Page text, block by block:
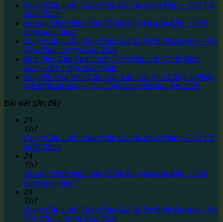
Cung Cấp Lưới Thép Hàn D5 Tại Miền Nam – Giá Tốt
Nhất 2026
So sánh lưới thép hàn đổ bê tông và lưới B40 – Nên
dùng loại nào?
Cung Cấp Lưới Thép Hàn Giá Sỉ Tại Bình Dương – Uy
Tín, Chất Lượng Cao 2026
Nhà Máy Sản Xuất Lưới Thép Hàn Lớn Nhất Miền
Nam – Bê Tông Miền Nam
Chuyên Xoa Nền Cào Cán Lăn Gai Khu Công Nghiệp
Tại Bình Dương – Thi Công Chuyên Nghiệp 2026
Bài viết gần đây
24
Th7
Cung Cấp Lưới Thép Hàn D5 Tại Miền Nam – Giá Tốt
Nhất 2026
24
Th7
So sánh lưới thép hàn đổ bê tông và lưới B40 – Nên
dùng loại nào?
24
Th7
Cung Cấp Lưới Thép Hàn Giá Sỉ Tại Bình Dương – Uy
Tín, Chất Lượng Cao 2026